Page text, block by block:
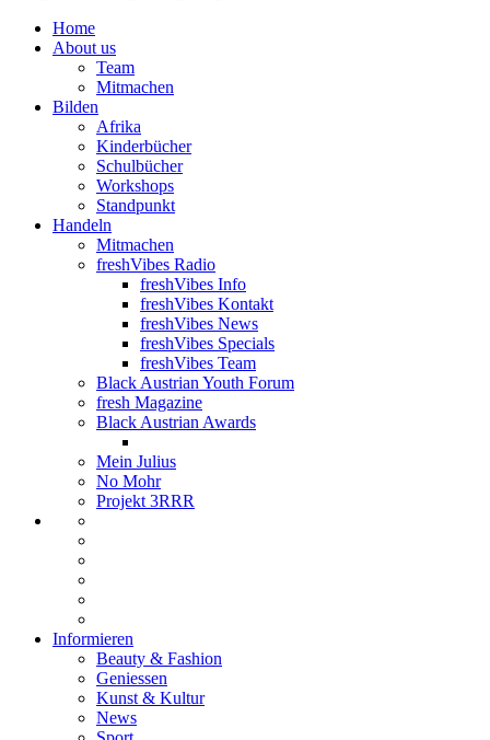
Home
About us
Team
Mitmachen
Bilden
Afrika
Kinderbücher
Schulbücher
Workshops
Standpunkt
Handeln
Mitmachen
freshVibes Radio
freshVibes Info
freshVibes Kontakt
freshVibes News
freshVibes Specials
freshVibes Team
Black Austrian Youth Forum
fresh Magazine
Black Austrian Awards
Mein Julius
No Mohr
Projekt 3RRR
Informieren
Beauty & Fashion
Geniessen
Kunst & Kultur
News